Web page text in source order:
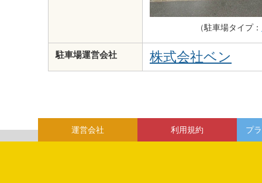
（駐車場タイプ：
駐車場運営会社 株式会社ベン
運営会社 利用規約 プ